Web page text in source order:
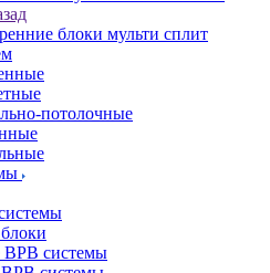
блоки мульти сплит
потолочные
ВРВ системы